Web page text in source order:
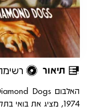
תיאור
1974, מציג את